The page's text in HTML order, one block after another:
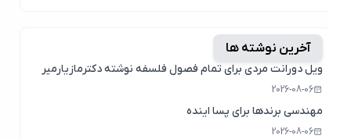
آخرین نوشته ها
ویل دورانت مردی برای تمام فصول فلسفه نوشته دکترمازیارمیر
2026-08-06
مهندسی برندها برای پسا اینده
2026-08-06